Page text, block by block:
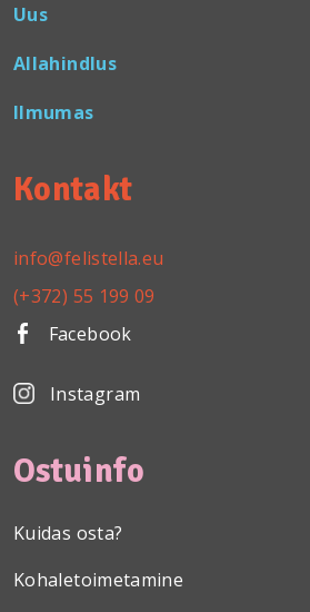
Uus
Allahindlus
Ilmumas
Kontakt
info@felistella.eu
(+372) 55 199 09
Facebook
Instagram
Ostuinfo
Kuidas osta?
Kohaletoimetamine